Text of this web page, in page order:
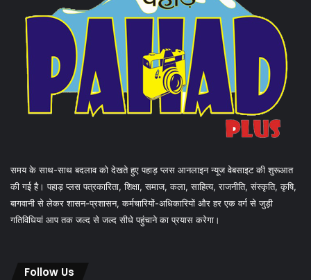
समय के साथ-साथ बदलाव को देखते हुए पहाड़ प्लस आनलाइन न्यूज वेबसाइट की शुरूआत
की गई है। पहाड़ प्लस पत्रकारिता, शिक्षा, समाज, कला, साहित्य, राजनीति, संस्कृति, कृषि,
बागवानी से लेकर शासन-प्रशासन, कर्मचारियों-अधिकारियों और हर एक वर्ग से जुड़ी
गतिविधियां आप तक जल्द से जल्द सीधे पहुंचाने का प्रयास करेगा।
Follow Us